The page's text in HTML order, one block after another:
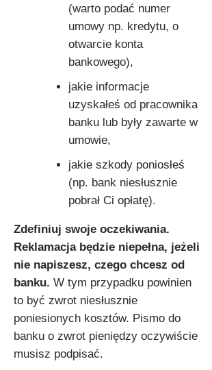
(warto podać numer
umowy np. kredytu, o
otwarcie konta
bankowego),
jakie informacje
uzyskałeś od pracownika
banku lub były zawarte w
umowie,
jakie szkody poniosłeś
(np. bank niesłusznie
pobrał Ci opłatę).
Zdefiniuj swoje oczekiwania.
Reklamacja będzie niepełna, jeżeli
nie napiszesz, czego chcesz od
banku. W tym przypadku powinien
to być zwrot niesłusznie
poniesionych kosztów. Pismo do
banku o zwrot pieniędzy oczywiście
musisz podpisać.